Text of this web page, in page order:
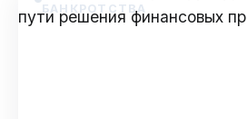
БАНКРОТСТВА